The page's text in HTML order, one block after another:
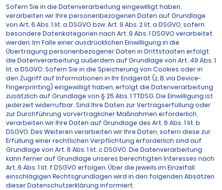
Sofern Sie in die Datenverarbeitung eingewilligt haben,
verarbeiten wir Ihre personenbezogenen Daten auf Grundlage
von Art. 6 Abs. 1 lit. a DSGVO bzw. Art. 9 Abs. 2 lit. a DSGVO, sofern
besondere Datenkategorien nach Art. 9 Abs. 1 DSGVO verarbeitet
werden. Im Falle einer ausdrücklichen Einwilligung in die
Übertragung personenbezogener Daten in Drittstaaten erfolgt
die Datenverarbeitung außerdem auf Grundlage von Art. 49 Abs. 1
lit. a DSGVO. Sofern Sie in die Speicherung von Cookies oder in
den Zugriff auf Informationen in Ihr Endgerät (z. B. via Device-
Fingerprinting) eingewilligt haben, erfolgt die Datenverarbeitung
zusätzlich auf Grundlage von § 25 Abs. 1 TTDSG. Die Einwilligung ist
jederzeit widerrufbar. Sind Ihre Daten zur Vertragserfüllung oder
zur Durchführung vorvertraglicher Maßnahmen erforderlich,
verarbeiten wir Ihre Daten auf Grundlage des Art. 6 Abs. 1 lit. b
DSGVO. Des Weiteren verarbeiten wir Ihre Daten, sofern diese zur
Erfüllung einer rechtlichen Verpflichtung erforderlich sind auf
Grundlage von Art. 6 Abs. 1 lit. c DSGVO. Die Datenverarbeitung
kann ferner auf Grundlage unseres berechtigten Interesses nach
Art. 6 Abs. 1 lit. f DSGVO erfolgen. Über die jeweils im Einzelfall
einschlägigen Rechtsgrundlagen wird in den folgenden Absätzen
dieser Datenschutzerklärung informiert.